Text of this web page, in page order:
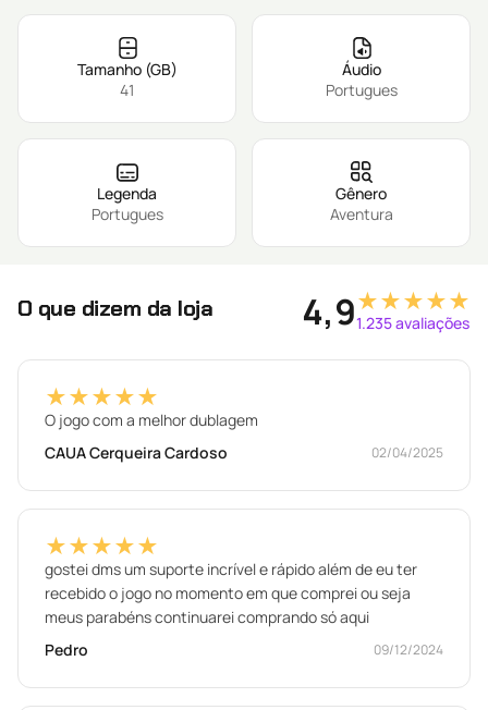
Tamanho (GB)
41
Áudio
Portugues
Legenda
Portugues
Gênero
Aventura
O que dizem da loja 4,9★★★★★
1.235 avaliações
★★★★★
O jogo com a melhor dublagem
CAUA Cerqueira Cardoso
02/04/2025
★★★★★
gostei dms um suporte incrível e rápido além de eu ter
recebido o jogo no momento em que comprei ou seja
meus parabéns continuarei comprando só aqui
Pedro
09/12/2024